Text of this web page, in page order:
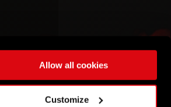
Allow all cookies
Customize